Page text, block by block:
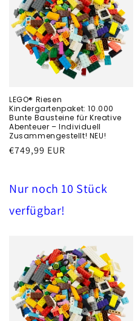
LEGO® Riesen
Kindergartenpaket: 10.000
Bunte Bausteine für Kreative
Abenteuer – Individuell
Zusammengestellt! NEU!
Běžná
€749,99 EUR
Nur noch 10 Stück
verfügbar!